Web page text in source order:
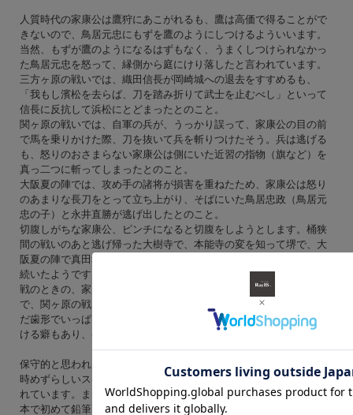
人質時代の家康公は鷹狩にあこがれるも、鷹は高価で得ることがで
きないので、鳥居元忠にもずを鷹のようにしつけるよういいます。
当然、もずが鷹のようになるはずもなく、うまくしつけられなかっ
た鳥居元忠を怒って、縁側から庭にけり落したと言われています。
三方ヶ原の戦いでは、織田信長が岡崎城への退去をすすめるも、
「我もし濱松を去らば、刀を踏み折りて武士を止むべし」といって
信長に反抗して浜松にとどまったとのこと。
関ヶ原の戦いでは、自軍の兵が、うっかり誤って、家康公の目の前
で馬を乗りかけた際、刀を抜いて兵を斬りつけたそう。兵は逃げる
も、怒りのおさまらない家康公は側にいた近習の指物（旗など）を
真っ二つに斬ってしまったとのこと。
大阪夏の陣では、攻め手の諸将が損害を重ねたため、家康公は怒り
のあまりな長刀をとって立ち上がり、そばにいた鳥居忠政（鳥居元
忠の子）と永井直勝が逃げ出したとのこと。
切腹しがちな家康公、ピンチになると切腹をしようとします。桶狭
間の戦いのあと逃げ帰った大樹寺で、本能寺の変を知って堺で、大
阪夏の陣で真田幸村に攻め込まれて。切腹癖は若い時から晩年まで
続いたようです。
戦のときの、家康公は味方がピンチになると指を噛む癖があるよう
で、関ヶ原の戦いでも指を噛んでいたようです。愛用の軍配も噛ん
だ歯形でいっぱいだったとのこと。激高すると馬の鞍を拳で殴りつ
ける癖もあり、拳が血だらけになったと言われています。
保守的と思われがちの家康公ですが、好奇心が旺盛のようです。当
時めずらしいスペインの洋時計、砂時計、日時計を所有したといわ
れています。また、日本へもたらされたばかりの眼鏡を愛用し、日
本で初めて鉛筆を使ったのも家康公です。